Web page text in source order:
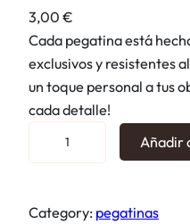
3,00 €
Cada pegatina está
exclusivos y resistentes
un toque personal a tus
cada detalle!
Añadir
Category: pegatinas